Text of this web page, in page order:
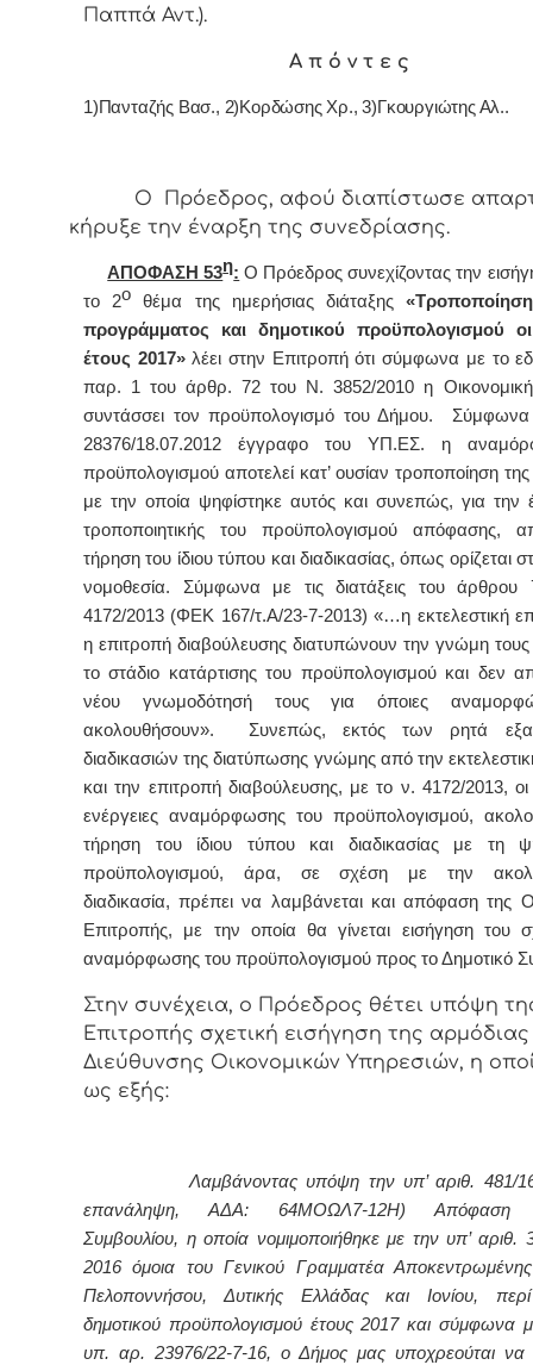
Παππά Αντ.).
Α π ό ν τ ε ς
1)Πανταζής Βασ., 2)Κορδώσης Χρ., 3)Γκουργιώτης Αλ..
Ο Πρόεδρος, αφού διαπίστωσε
κήρυξε την έναρξη της συνεδρίασης.
ΑΠΟΦΑΣΗ 53η: Ο Πρόεδρος συνεχίζοντας την
το 2ο θέμα της ημερήσιας διάταξης«
προγράμματος και δημοτικού προϋπολογισμού
έτους 2017»λέει στην Επιτροπή ότι σύμφωνα με το
παρ. 1 του άρθρ. 72 του Ν. 3852/2010 η
συντάσσει τον προϋπολογισμό του Δήμου.
28376/18.07.2012 έγγραφο του ΥΠ.ΕΣ. η
προϋπολογισμού αποτελεί κατ’ ουσίαν τροποποίηση
με την οποία ψηφίστηκε αυτός και συνεπώς, για την
τροποποιητικής του προϋπολογισμού απόφασης,
τήρηση του ίδιου τύπου και διαδικασίας, όπως ορίζεται
νομοθεσία. Σύμφωνα με τις διατάξεις του
4172/2013 (ΦΕΚ 167/τ.Α/23-7-2013) «…η εκτελεστική
η επιτροπή διαβούλευσης διατυπώνουν την γνώμη
το στάδιο κατάρτισης του προϋπολογισμού και δεν
νέου γνωμοδότησή τους για όποιες
ακολουθήσουν».
Συνεπώς, εκτός των ρητά
διαδικασιών της διατύπωσης γνώμης από την
και την επιτροπή διαβούλευσης, με το ν. 4172/2013,
ενέργειες αναμόρφωσης του προϋπολογισμού,
τήρηση του ίδιου τύπου και διαδικασίας με τη
προϋπολογισμού, άρα, σε σχέση με την
διαδικασία, πρέπει να λαμβάνεται και απόφαση της
Επιτροπής, με την οποία θα γίνεται εισήγηση του
αναμόρφωσης του προϋπολογισμού προς το Δημοτικό
Στην συνέχεια, ο Πρόεδρος θέτει υπόψη
Επιτροπής σχετική εισήγηση της αρμόδιας
Διεύθυνσης Οικονομικών Υπηρεσιών, η
ως εξής:
Λαμβάνοντας υπόψη την υπ’ αριθ. 481/16
επανάληψη, ΑΔΑ: 64ΜΟΩΛ7-12Η) Απόφαση
Συμβουλίου, η οποία νομιμοποιήθηκε με την υπ’ αριθ.
2016 όμοια του Γενικού Γραμματέα Αποκεντρωμένης
Πελοποννήσου, Δυτικής Ελλάδας και Ιονίου,
δημοτικού προϋπολογισμού έτους 2017 και σύμφωνα
υπ. αρ. 23976/22-7-16, ο Δήμος μας υποχρεούται να